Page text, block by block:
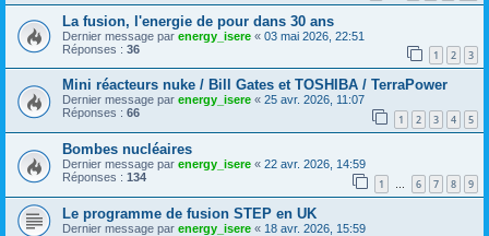
La fusion, l'energie de pour dans 30 ans
Dernier message par energy_isere « 03 mai 2026, 22:51
Réponses : 36 1 2 3
Mini réacteurs nuke / Bill Gates et TOSHIBA / TerraPower
Dernier message par energy_isere « 25 avr. 2026, 11:07
Réponses : 66 1 2 3 4 5
Bombes nucléaires
Dernier message par energy_isere « 22 avr. 2026, 14:59
Réponses : 134 1 … 6 7 8 9
Le programme de fusion STEP en UK
Dernier message par energy_isere « 18 avr. 2026, 15:59